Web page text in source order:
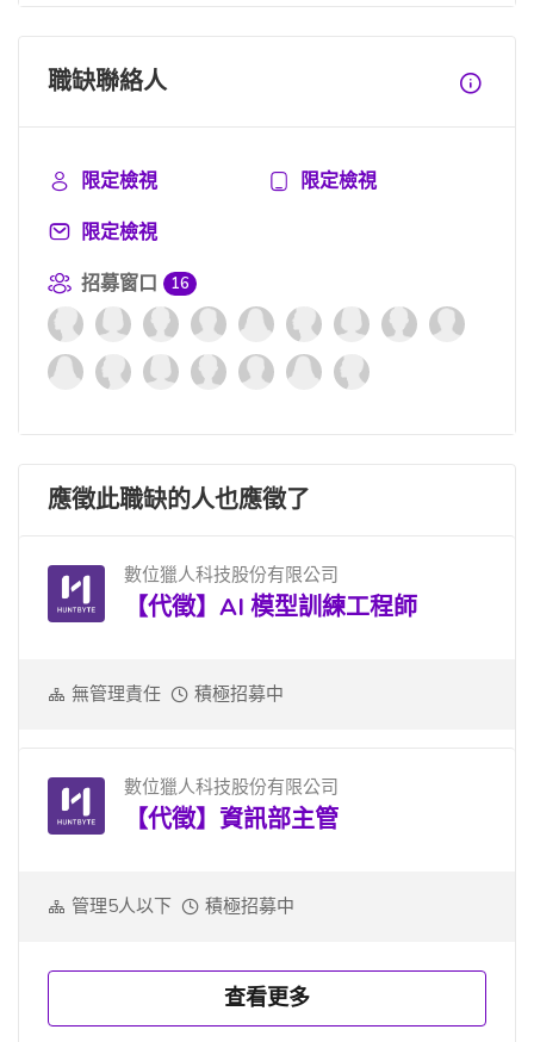
職缺聯絡人
限定檢視
限定檢視
限定檢視
招募窗口
16
應徵此職缺的人也應徵了
數位獵人科技股份有限公司
【代徵】AI 模型訓練工程師
無管理責任 積極招募中
數位獵人科技股份有限公司
【代徵】資訊部主管
管理5人以下 積極招募中
查看更多